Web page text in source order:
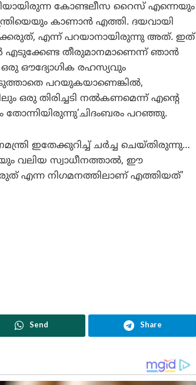
കോണ്ടലീസ റൈസ് എന്നെയും
കാണാൻ എത്തി. ദയവായി
എന്ന് പറയാനായിരുന്നു അത്. ഇത്
എടുക്കേണ്ട തീരുമാനമാണെന്ന് ഞാൻ
ഔദ്യോഗിക രഹസ്യവും
പറയുകയാണെങ്കിൽ,
ഒരു തിരിച്ചടി നൽകണമെന്ന് എന്റെ
തോന്നിയിരുന്നു’ചിദംബരം പറഞ്ഞു.
ഇതേക്കുറിച്ച് ചർച്ച ചെയ്തിരുന്നു…
വലിയ സ്വാധീനത്താൽ, ഈ
എന്ന നിഗമനത്തിലാണ് എത്തിയത്’
Send Share